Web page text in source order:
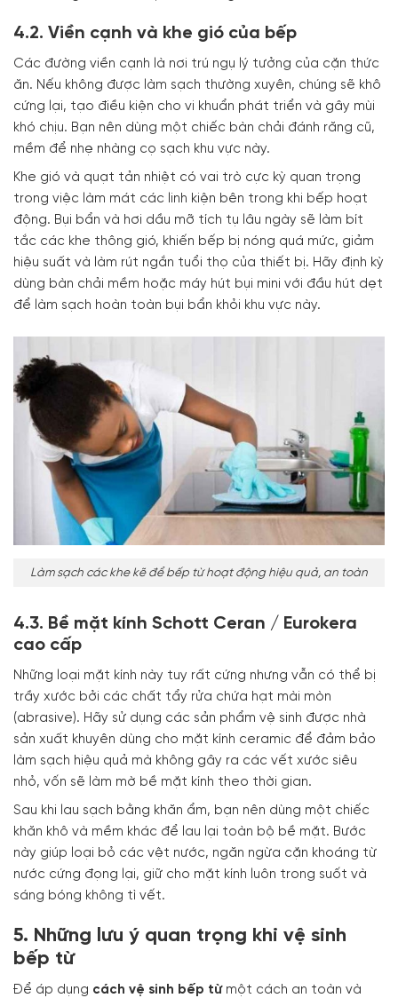
4.2. Viền cạnh và khe gió của bếp
Các đường viền cạnh là nơi trú ngụ lý tưởng của cặn thức
ăn. Nếu không được làm sạch thường xuyên, chúng sẽ khô
cứng lại, tạo điều kiện cho vi khuẩn phát triển và gây mùi
khó chịu. Bạn nên dùng một chiếc bàn chải đánh răng cũ,
mềm để nhẹ nhàng cọ sạch khu vực này.
Khe gió và quạt tản nhiệt có vai trò cực kỳ quan trọng
trong việc làm mát các linh kiện bên trong khi bếp hoạt
động. Bụi bẩn và hơi dầu mỡ tích tụ lâu ngày sẽ làm bít
tắc các khe thông gió, khiến bếp bị nóng quá mức, giảm
hiệu suất và làm rút ngắn tuổi thọ của thiết bị. Hãy định kỳ
dùng bàn chải mềm hoặc máy hút bụi mini với đầu hút dẹt
để làm sạch hoàn toàn bụi bẩn khỏi khu vực này.
Làm sạch các khe kẽ để bếp từ hoạt động hiệu quả, an toàn
4.3. Bề mặt kính Schott Ceran / Eurokera
cao cấp
Những loại mặt kính này tuy rất cứng nhưng vẫn có thể bị
trầy xước bởi các chất tẩy rửa chứa hạt mài mòn
(abrasive). Hãy sử dụng các sản phẩm vệ sinh được nhà
sản xuất khuyên dùng cho mặt kính ceramic để đảm bảo
làm sạch hiệu quả mà không gây ra các vết xước siêu
nhỏ, vốn sẽ làm mờ bề mặt kính theo thời gian.
Sau khi lau sạch bằng khăn ẩm, bạn nên dùng một chiếc
khăn khô và mềm khác để lau lại toàn bộ bề mặt. Bước
này giúp loại bỏ các vệt nước, ngăn ngừa cặn khoáng từ
nước cứng đọng lại, giữ cho mặt kính luôn trong suốt và
sáng bóng không tì vết.
5. Những lưu ý quan trọng khi vệ sinh
bếp từ
Để áp dụng cách vệ sinh bếp từmột cách an toàn và